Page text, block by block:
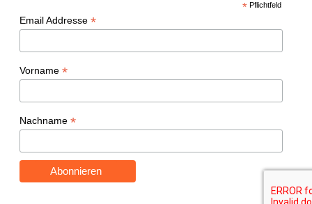
* Pflichtfeld
Email Addresse *
Vorname *
Nachname *